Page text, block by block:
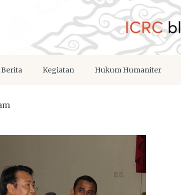
Berita Kegiatan Hukum Humaniter